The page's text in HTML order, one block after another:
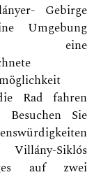
Gebirge
Umgebung
eine
Rad fahren
Besuchen Sie
Siklós
auf zwei